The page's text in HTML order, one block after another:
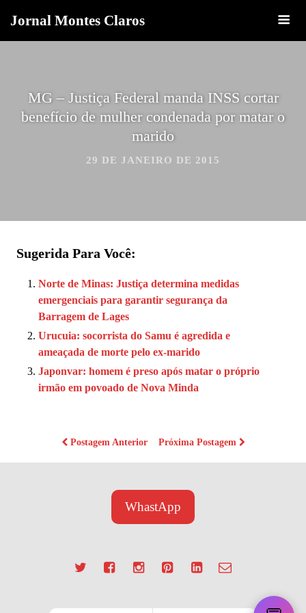
Jornal Montes Claros
MG – Justiça Federal manda INSS cortar
benefício de mulher condenada por matar o
marido
29 DE JANEIRO DE 2015
Sugerida Para Você:
Norte de Minas: Justiça determina medidas
emergenciais para garantir segurança da
Barragem de Lages
Urucuia: socorrista do Samu é agredida e
ameaçada de morte pelo ex-marido
Japonvar: homem é preso após matar o próprio
irmão em povoado de Nova Minda
Postagem Anterior Próxima Postagem
WhastApp